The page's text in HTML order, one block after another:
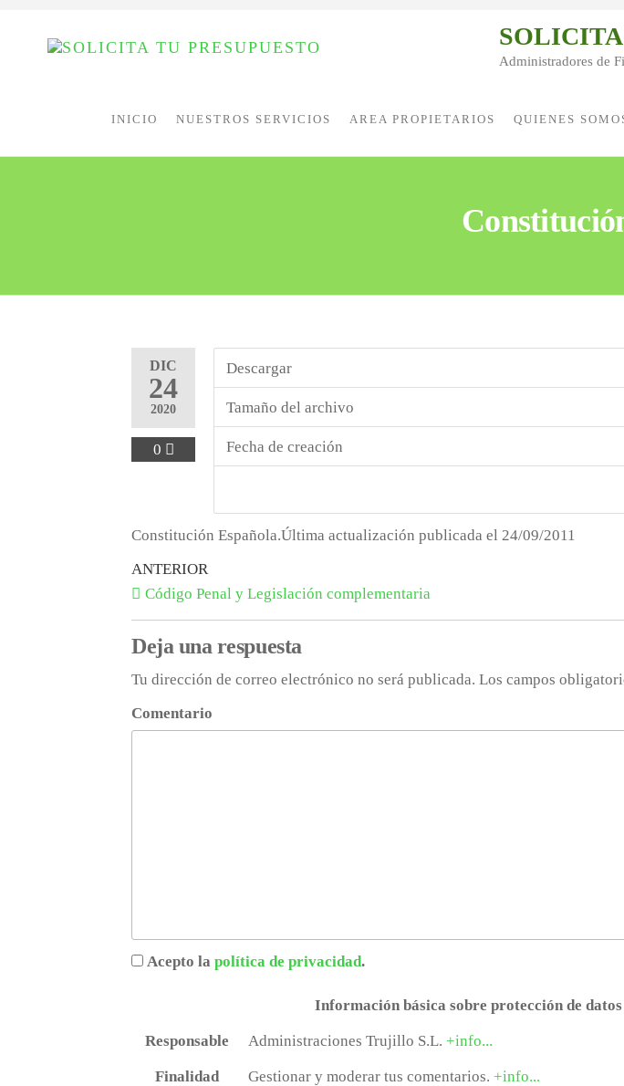
SOLICITA
Administradores de
INICIO NUESTROS SERVICIOS AREA PROPIETARIOS QUIENES
DIC
24
2020
0
Descargar
Tamaño del archivo
Fecha de creación
Constitución Española.Última actualización publicada el 24/09/2011
ANTERIOR
Código Penal y Legislación complementaria
Deja una respuesta
Tu dirección de correo electrónico no será publicada. Los campos
Comentario
Acepto lapolítica de privacidad.
Información básica sobre protección de datos
Responsable Administraciones Trujillo S.L.+info...
Finalidad Gestionar y moderar tus comentarios.+info...